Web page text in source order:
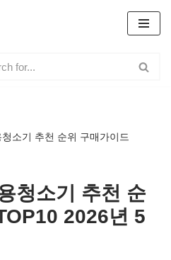
소기 추천 순위 구매가이드
청소기 추천 순
2026년 5